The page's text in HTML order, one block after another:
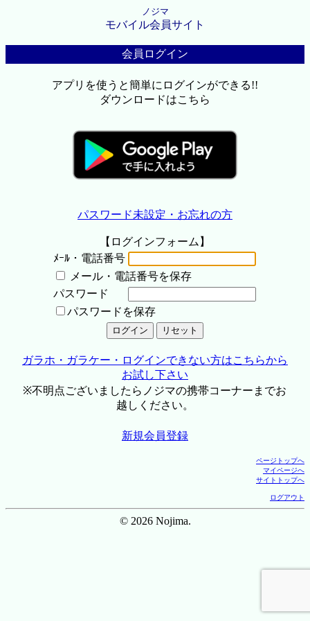
ノジマ
モバイル会員サイト
会員ログイン
アプリを使うと簡単にログインができる!!
ダウンロードはこちら
パスワード未設定・お忘れの方
【ログインフォーム】
ﾒｰﾙ・電話番号
メール・電話番号を保存
パスワード
パスワードを保存
ガラホ・ガラケー・ログインできない方はこちらから
お試し下さい
※不明点ございましたらノジマの携帯コーナーまでお
越しください。
新規会員登録
ページトップへ
マイページへ
サイトトップへ
ログアウト
© 2026 Nojima.